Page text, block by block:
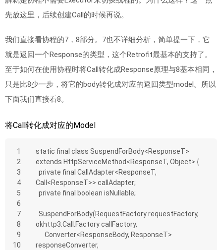
先放这里，后续创建Call的时候再说。
我们直接看协程的7，8部分。7也不详细分析，简单提一下，它
就是返回一个Response的类型，这个Retrofit最基本的支持了。
至于如何在使用协程时将Call 转化成Response原理与8基本相同，
只是比8少一步，将它的body转化成对应的返回类型model。所以
下面我们直接看8。
将Call转化成对应的Model
1
2
3
4
5
6
7
8
9
10
static final class SuspendForBody<ResponseT>
extends HttpServiceMethod<ResponseT, Object> {
Call<ResponseT>> callAdapter;
  private final boolean isNullable;
okhttp3.Call.Factory callFactory,
responseConverter,